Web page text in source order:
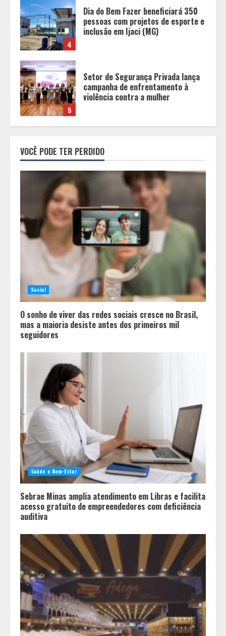
4
Dia do Bem Fazer beneficiará 350
pessoas com projetos de esporte e
inclusão em Ijaci (MG)
5
Setor de Segurança Privada lança
campanha de enfrentamento à
violência contra a mulher
cresce no Brasil, mas a maioria
desiste antes dos primeiros mil
seguidores
2
Sebrae Minas amplia atendimento
em Libras e facilita acesso
gratuito de empreendedores com
deficiência auditiva
Guanabara tem diversas opções de
vinhos para presentear o seu pai.
Descubra como escolher o que mais
combina com ele
4
pessoas com projetos de esporte e
VOCÊ PODE TER PERDIDO
Social
O sonho de viver das redes sociais cresce no Brasil,
mas a maioria desiste antes dos primeiros mil
seguidores
Saúde e Bem-Estar
Sebrae Minas amplia atendimento em Libras e facilita
acesso gratuito de empreendedores com deficiência
auditiva